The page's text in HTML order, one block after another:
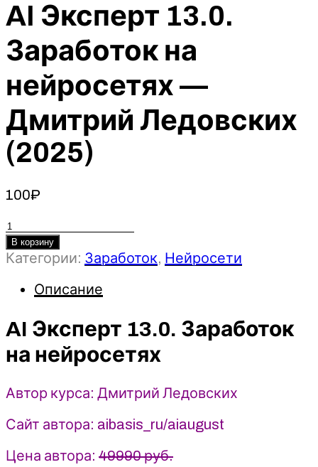
AI Эксперт 13.0.
Заработок на
нейросетях —
Дмитрий Ледовских
(2025)
100₽
Количество
товара
AI
13.0.
на
нейросетях
Ледовских
В корзину
Категории: Заработок, Нейросети
Описание
AI Эксперт 13.0. Заработок
на нейросетях
Автор курса: Дмитрий Ледовских
Сайт автора: aibasis_ru/aiaugust
Цена автора: 49990 руб.